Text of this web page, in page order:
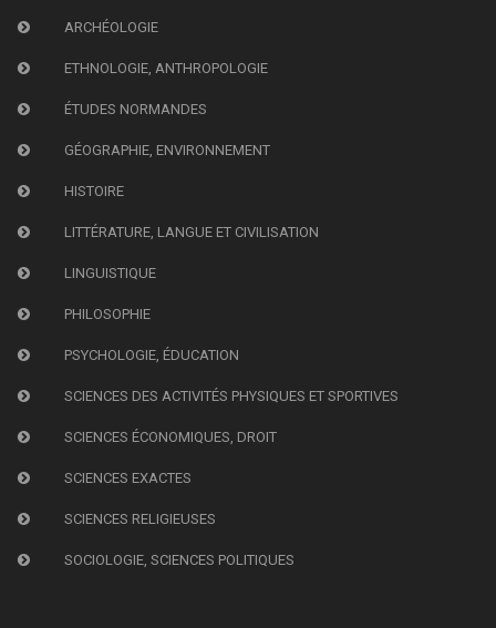
ARCHÉOLOGIE
ETHNOLOGIE, ANTHROPOLOGIE
ÉTUDES NORMANDES
GÉOGRAPHIE, ENVIRONNEMENT
HISTOIRE
LITTÉRATURE, LANGUE ET CIVILISATION
LINGUISTIQUE
PHILOSOPHIE
PSYCHOLOGIE, ÉDUCATION
SCIENCES DES ACTIVITÉS PHYSIQUES ET SPORTIVES
SCIENCES ÉCONOMIQUES, DROIT
SCIENCES EXACTES
SCIENCES RELIGIEUSES
SOCIOLOGIE, SCIENCES POLITIQUES